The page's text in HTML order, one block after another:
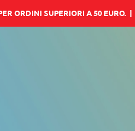
ORDINI SUPERIORI A 50 EURO. |